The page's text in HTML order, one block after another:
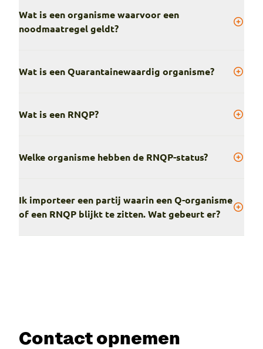
Wat is een organisme waarvoor een
noodmaatregel geldt?
Wat is een Quarantainewaardig organisme?
Wat is een RNQP?
Welke organisme hebben de RNQP-status?
Ik importeer een partij waarin een Q-organisme
of een RNQP blijkt te zitten. Wat gebeurt er?
Contact opnemen